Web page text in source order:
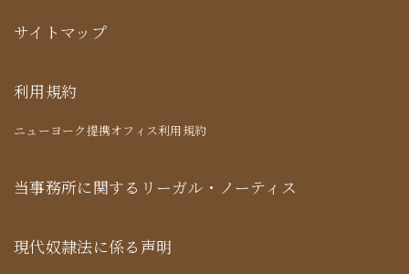
サイトマップ
利用規約
ニューヨーク提携オフィス利用規約
当事務所に関するリーガル・ノーティス
現代奴隷法に係る声明